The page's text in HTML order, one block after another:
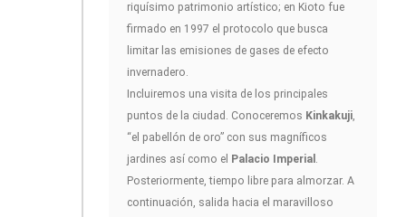
riquísimo patrimonio artístico; en Kioto fue
firmado en 1997 el protocolo que busca
limitar las emisiones de gases de efecto
invernadero.
Incluiremos una visita de los principales
puntos de la ciudad. Conoceremos Kinkakuji,
“el pabellón de oro” con sus magníficos
jardines así como el Palacio Imperial .
Posteriormente, tiempo libre para almorzar. A
continuación, salida hacia el maravilloso